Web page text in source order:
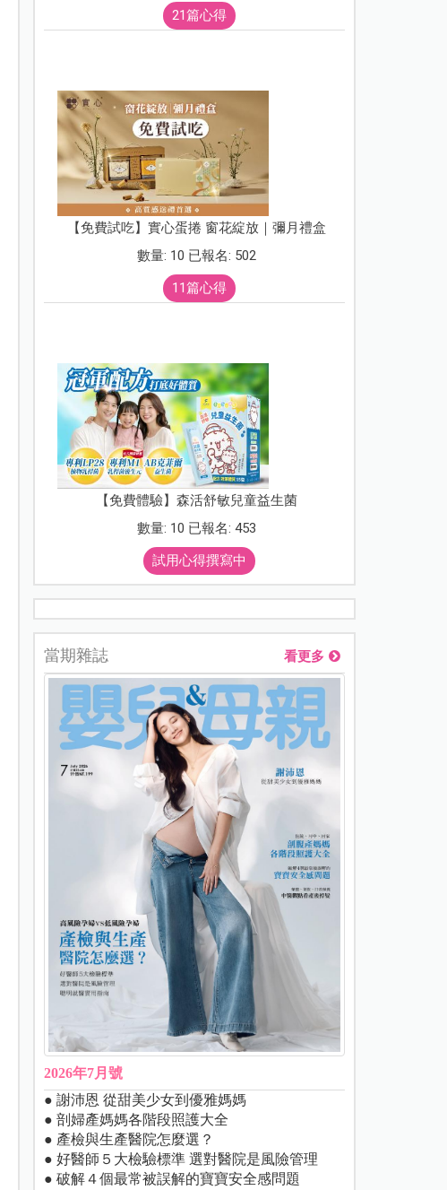
21篇心得
【免費試吃】實心蛋捲 窗花綻放｜彌月禮盒
數量: 10 已報名: 502
11篇心得
【免費體驗】森活舒敏兒童益生菌
數量: 10 已報名: 453
試用心得撰寫中
當期雜誌 看更多
2026年7月號
● 謝沛恩 從甜美少女到優雅媽媽
● 剖婦產媽媽各階段照護大全
● 產檢與生產醫院怎麼選？
● 好醫師５大檢驗標準 選對醫院是風險管理
● 破解４個最常被誤解的寶寶安全感問題